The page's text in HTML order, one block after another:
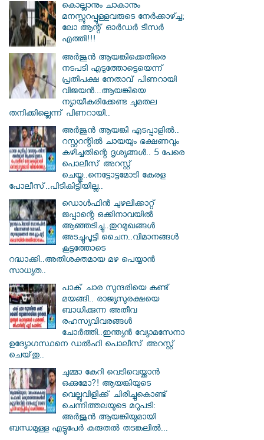
കൊല്ലാനും ചാകാനും
മനസ്സുറപ്പുള്ളവരുടെ നേർക്കാഴ്ച്ച;
ലോ ആന്റ് ഓർഡർ ടീസർ
എത്തി!!!
അർജുൻ ആയങ്കിക്കെതിരെ
നടപടി എടുത്തോട്ടെയെന്ന്
പ്രതിപക്ഷ നേതാവ് പിണറായി
വിജയൻ...ആയങ്കിയെ
ന്യായീകരിക്കേണ്ട ചുമതല
തനിക്കില്ലെന്ന് പിണറായി..
അർജുൻ ആയങ്കി എടപ്പാളിൽ..
റസ്റ്ററന്റിൽ ചായയും ഭക്ഷണവും
കഴിച്ചതിന്റെ ദൃശ്യങ്ങൾ.. 5 പേരെ
പൊലീസ് അറസ്റ്റ്
ചെയ്തു..നെട്ടോട്ടമോടി കേരള
പോലീസ്..പിടികിട്ടിയില്ല..
ഡൊൾഫിൻ ചുഴലിക്കാറ്റ്
ജപ്പാന്റെ ഒക്കിനാവയിൽ
ആഞ്ഞടിച്ചു..തുറമുഖങ്ങൾ
അടച്ചുപൂട്ടി ചൈന..വിമാനങ്ങൾ
കൂട്ടത്തോടെ
റദ്ധാക്കി..അതിശക്തമായ മഴ പെയ്യാൻ
സാധ്യത..
പാക് ചാര സുന്ദരിയെ കണ്ട്
മയങ്ങി.. രാജ്യസുരക്ഷയെ
ബാധിക്കുന്ന അതീവ
രഹസ്യവിവരങ്ങൾ
ചോർത്തി..ഇന്ത്യൻ വ്യോമസേനാ
ഉദ്യോഗസ്ഥനെ ഡൽഹി പൊലീസ് അറസ്റ്റ്
ചെയ്‌തു..
ചുമ്മാ കേറി വെടിവെയ്ക്കാൻ
ഒക്കുമോ?! ആയങ്കിയുടെ
വെല്ലുവിളിക്ക് ചിരിച്ചുകൊണ്ട്
ചെന്നിത്തലയുടെ മറുപടി:
അർജുൻ ആയങ്കിയുമായി
ബന്ധമുള്ള എട്ടുപേർ കരുതൽ തടങ്കലിൽ...